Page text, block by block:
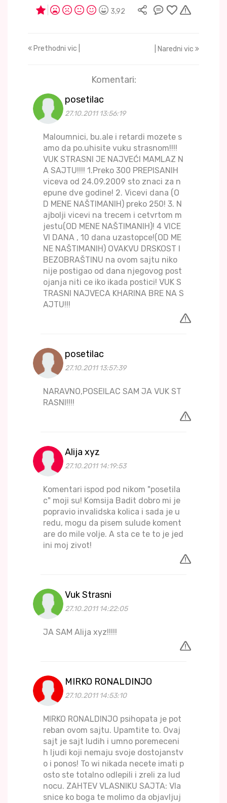
3,92
Prethodni vic | | Naredni vic
Komentari:
posetilac
27.10.2011 13:56:19
Maloumnici, bu.ale i retardi mozete s
amo da po.uhisite vuku strasnom!!!!
VUK STRASNI JE NAJVEĆI MAMLAZ N
A SAJTU!!!! 1.Preko 300 PREPISANIH
viceva od 24.09.2009 sto znaci za n
epune dve godine! 2. Vicevi dana (O
D MENE NAŠTIMANIH) preko 250! 3. N
ajbolji vicevi na trecem i cetvrtom m
jestu(OD MENE NAŠTIMANIH)! 4 VICE
VI DANA , 10 dana uzastopce!(OD ME
NE NAŠTIMANIH) OVAKVU DRSKOST I
BEZOBRAŠTINU na ovom sajtu niko
nije postigao od dana njegovog post
ojanja niti ce iko ikada postici! VUK S
TRASNI NAJVECA KHARINA BRE NA S
AJTU!!!
posetilac
27.10.2011 13:57:39
NARAVNO,POSEILAC SAM JA VUK ST
RASNI!!!!
Alija xyz
27.10.2011 14:19:53
Komentari ispod pod nikom "posetila
c" moji su! Komsija Badit dobro mi je
popravio invalidska kolica i sada je u
redu, mogu da pisem sulude koment
are do mile volje. A sta ce te to je jed
ini moj zivot!
Vuk Strasni
27.10.2011 14:22:05
JA SAM Alija xyz!!!!!
MIRKO RONALDINJO
27.10.2011 14:53:10
MIRKO RONALDINJO psihopata je pot
reban ovom sajtu. Upamtite to. Ovaj
sajt je sajt ludih i umno poremeceni
h ljudi koji nemaju svoje dostojanstv
o i ponos! To wi nikada necete imati p
osto ste totalno odlepili i zreli za lud
nocu. ZAHTEV VLASNIKU SAJTA: Vla
snice ko boga te molimo da objavljuj